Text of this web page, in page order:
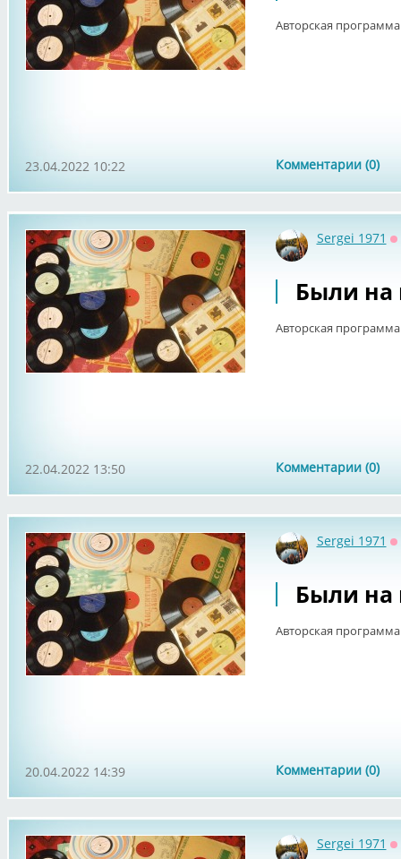
Авторская
Комментарии (0)
23.04.2022 10:22
Sergei 1971
Были на
Авторская
Комментарии (0)
22.04.2022 13:50
Sergei 1971
Были на
Авторская
Комментарии (0)
20.04.2022 14:39
Sergei 1971